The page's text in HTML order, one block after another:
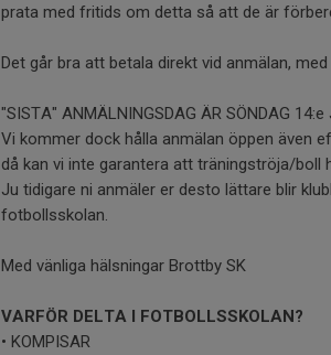
prata med fritids om detta så att de är
Det går bra att betala direkt vid anmälan,
"SISTA" ANMÄLNINGSDAG ÄR SÖNDAG 14:e
Vi kommer dock hålla anmälan öppen även
då kan vi inte garantera att träningströja/boll
Ju tidigare ni anmäler er desto lättare blir
fotbollsskolan.
Med vänliga hälsningar Brottby SK
VARFÖR DELTA I FOTBOLLSSKOLAN?
• KOMPISAR